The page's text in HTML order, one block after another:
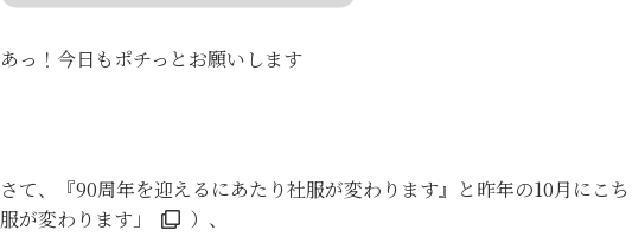
あっ！今日もポチっとお願いします
さて、『90周年を迎えるにあたり社服が変わります』と昨年の10月にこ
服が変わります」
）、